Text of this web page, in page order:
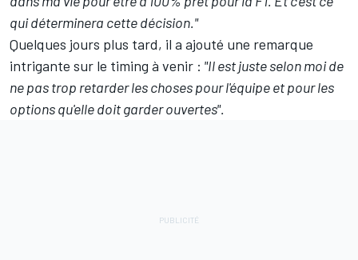
qui déterminera cette décision."
Quelques jours plus tard, il a ajouté une remarque
intrigante sur le timing à venir : "Il est juste selon moi de
ne pas trop retarder les choses pour l'équipe et pour les
options qu'elle doit garder ouvertes".